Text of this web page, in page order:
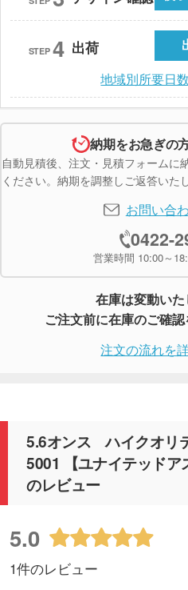
STEP 4 出荷
地域別所要日
納期をお急ぎの
自動見積後、注文・見積フォームに
ください。納期を調整しご返答いたし
お問い合
0422-
営業時間 10:00～
在庫は変動いた
ご注文前に在庫のご確認
注文の流れを
5.6オンス ハイクオリ
5001 【ユナイテッドア
のレビュー
5.0
1件のレビュー